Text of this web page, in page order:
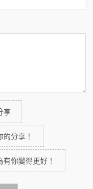
享
分享！
你變得更好！